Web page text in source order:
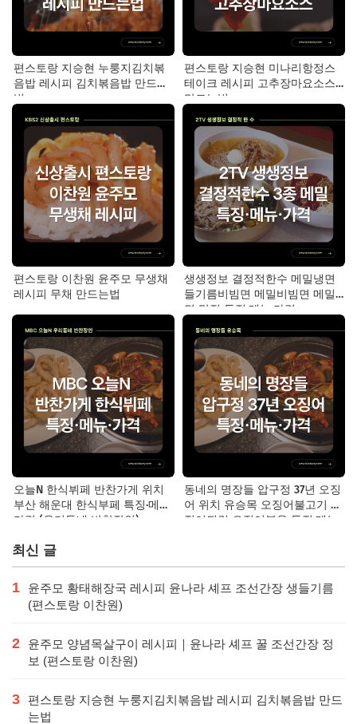
편스토랑 지승현 누룽지김치볶
음밥 레시피 김치볶음밥 만드는
법
편스토랑 지승현 미나리항정스
테이크 레시피 고추장마요소스
만드는법
편스토랑 이찬원 윤주모 무생채
레시피 무채 만드는법
생생정보 결정적한수 메밀냉면
들기름비빔면 메밀비빔면 메밀
면 맛집 특징·메뉴·가격
오늘N 한식뷔페 반찬가게 위치
부산 해운대 한식부페 특징·메뉴·
가격 (우리동네 반찬장인)
동네의 명장들 압구정 37년 오징
어 위치 유승목 오징어불고기 오
징어튀김 오징어볶음 특징·메뉴·
최신 글
1
윤주모 황태해장국 레시피 윤나라 셰프 조선간장 생들기름
(편스토랑 이찬원)
2
윤주모 양념목살구이 레시피｜윤나라 셰프 꿀 조선간장 정
보 (편스토랑 이찬원)
3
편스토랑 지승현 누룽지김치볶음밥 레시피 김치볶음밥 만드
는법